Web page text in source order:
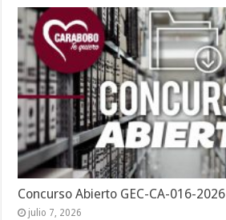
Concurso Abierto GEC-CA-016-2026
julio 7, 2026